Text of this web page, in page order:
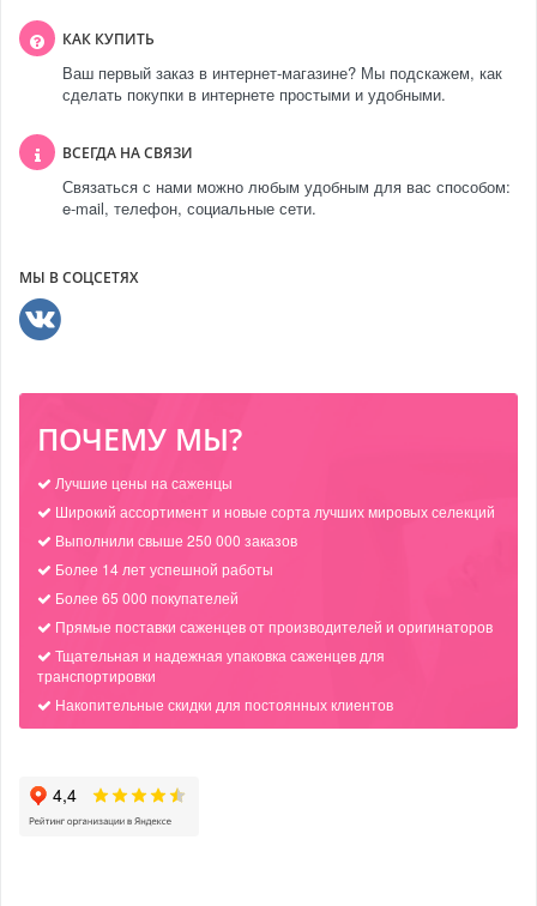
КАК КУПИТЬ
Ваш первый заказ в интернет-магазине? Мы подскажем, как
сделать покупки в интернете простыми и удобными.
ВСЕГДА НА СВЯЗИ
Связаться с нами можно любым удобным для вас способом:
e-mail, телефон, социальные сети.
МЫ В СОЦСЕТЯХ
ПОЧЕМУ МЫ?
Лучшие цены на саженцы
Широкий ассортимент и новые сорта лучших мировых селекций
Выполнили свыше 250 000 заказов
Более 14 лет успешной работы
Более 65 000 покупателей
Прямые поставки саженцев от производителей и оригинаторов
Тщательная и надежная упаковка саженцев для
транспортировки
Накопительные скидки для постоянных клиентов